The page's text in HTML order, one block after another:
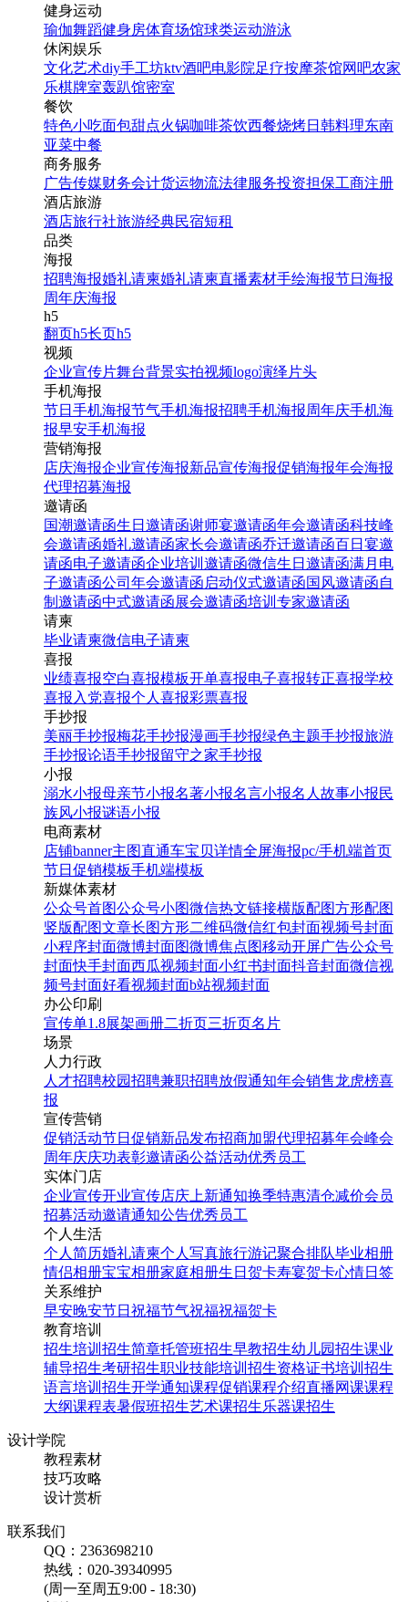
健身运动
瑜伽舞蹈健身房体育场馆球类运动游泳
休闲娱乐
文化艺术diy手工坊ktv酒吧电影院足疗按摩茶馆网吧农家
乐棋牌室轰趴馆密室
餐饮
特色小吃面包甜点火锅咖啡茶饮西餐烧烤日韩料理东南
亚菜中餐
商务服务
广告传媒财务会计货运物流法律服务投资担保工商注册
酒店旅游
酒店旅行社旅游经典民宿短租
品类
海报
招聘海报婚礼请柬婚礼请柬直播素材手绘海报节日海报
周年庆海报
h5
翻页h5长页h5
视频
企业宣传片舞台背景实拍视频logo演绎 片头
手机海报
节日手机海报节气手机海报招聘手机海报周年庆手机海
报早安手机海报
营销海报
店庆海报企业宣传海报新品宣传海报促销海报年会海报
代理招募海报
邀请函
国潮邀请函生日邀请函谢师宴邀请函年会邀请函科技峰
会邀请函婚礼邀请函家长会邀请函乔迁邀请函百日宴邀
请函电子邀请函企业培训邀请函微信生日邀请函满月电
子邀请函公司年会邀请函 启动仪式邀请函国风邀请函自
制邀请函中式邀请函展会邀请函培训专家邀请函
请柬
毕业请柬微信电子请柬
喜报
业绩喜报空白喜报模板开单喜报电子喜报转正喜报学校
喜报 入党喜报个人喜报彩票喜报
手抄报
美丽手抄报梅花手抄报漫画手抄报绿色主题手抄报旅游
手抄报论语手抄报留守之家手抄报
小报
溺水小报母亲节小报名著小报名言小报名人故事小报民
族风小报谜语小报
电商素材
店铺banner主图直通车宝贝详情全屏海报pc/手机端首页
节日促销模板手机端模板
新媒体素材
公众号首图公众号小图微信热文链接横版配图方形配图
竖版配图文章长图方形二维码微信红包封面视频号封面
小程序封面微博封面图微博焦点图移动开屏广告公众号
封面快手封面西瓜视频封面小红书封面抖音封面微信视
频号封面好看视频封面b站视频封面
办公印刷
宣传单1.8展架画册二折页三折页名片
场景
人力行政
人才招聘校园招聘兼职招聘放假通知年会销售龙虎榜喜
报
宣传营销
促销活动节日促销新品发布招商加盟代理招募年会峰会
周年庆庆功表彰邀请函公益活动优秀员工
实体门店
企业宣传开业宣传店庆 上新通知换季特惠清仓减价会员
招募活动邀请通知公告优秀员工
个人生活
个人简历婚礼请柬个人写真旅行游记聚合排队毕业相册
情侣相册宝宝相册家庭相册生日贺卡寿宴贺卡心情日签
关系维护
早安晚安节日祝福节气祝福祝福贺卡
教育培训
招生培训 招生简章托管班招生早教招生幼儿园招生课业
辅导招生考研招生职业技能培训招生资格证书培训招生
语言培训招生开学通知课程促销课程介绍直播网课课程
大纲课程表暑假班招生艺术课招生乐器课招生
设计学院
教程素材
技巧攻略
设计赏析
联系我们
QQ：2363698210
热线：020-39340995
(周一至周五9:00 - 18:30)